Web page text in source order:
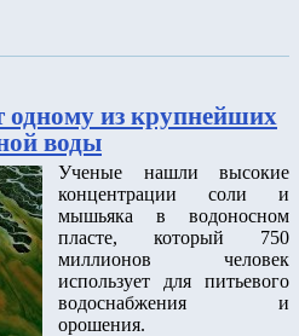
одному из крупнейших
воды
Ученые нашли высокие
концентрации соли и
мышьяка в водоносном
пласте, который 750
миллионов человек
использует для питьевого
водоснабжения и
орошения.